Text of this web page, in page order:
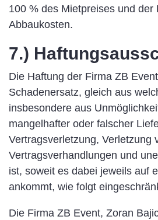
100 % des Mietpreises und der
Abbaukosten.
7.)
Die Haftung der Firma ZB
Schadenersatz, gleich aus
insbesondere aus
mangelhafter oder falscher
Vertragsverletzung, Verletzung
Vertragsverhandlungen und
ist, soweit es dabei jeweils auf
ankommt, wie folgt
Die Firma ZB Event, Zoran